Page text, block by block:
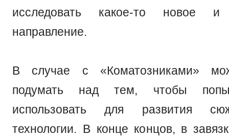
исследовать какое-то новое и
направление.
В случае с «Коматозниками»
подумать над тем, чтобы
использовать для развития
технологии. В конце концов, в